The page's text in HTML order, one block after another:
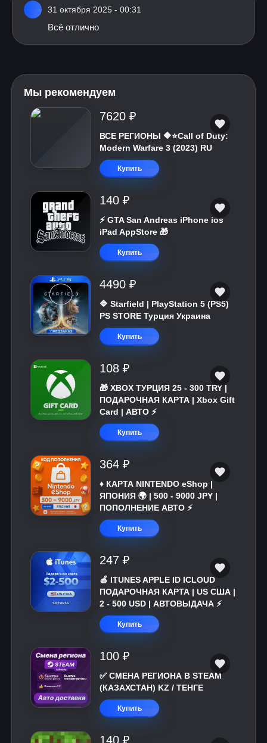
31 октября 2025 - 00:31
Всё отлично
Мы рекомендуем
7620 ₽
ВСЕ РЕГИОНЫ 🔶⭐Call of Duty:
Modern Warfare 3 (2023) RU
Купить
140 ₽
⚡️ GTA San Andreas iPhone ios
iPad AppStore 🎁
Купить
4490 ₽
🔷 Starfield | PlayStation 5 (PS5)
PS STORE Турция Украина
Купить
108 ₽
🎁 XBOX ТУРЦИЯ 25 - 300 TRY |
ПОДАРОЧНАЯ КАРТА | Xbox Gift
Card | АВТО ⚡
Купить
364 ₽
♦️ КАРТА NINTENDO eShop |
ЯПОНИЯ 🌍 | 500 - 9000 JPY |
ПОПОЛНЕНИЕ АВТО ⚡
Купить
247 ₽
🍎 ITUNES APPLE ID ICLOUD
ПОДАРОЧНАЯ КАРТА | US США |
2 - 500 USD | АВТОВЫДАЧА ⚡️
Купить
100 ₽
✅ СМЕНА РЕГИОНА В STEAM
(КАЗАХСТАН) KZ / ТЕНГЕ
Купить
140 ₽